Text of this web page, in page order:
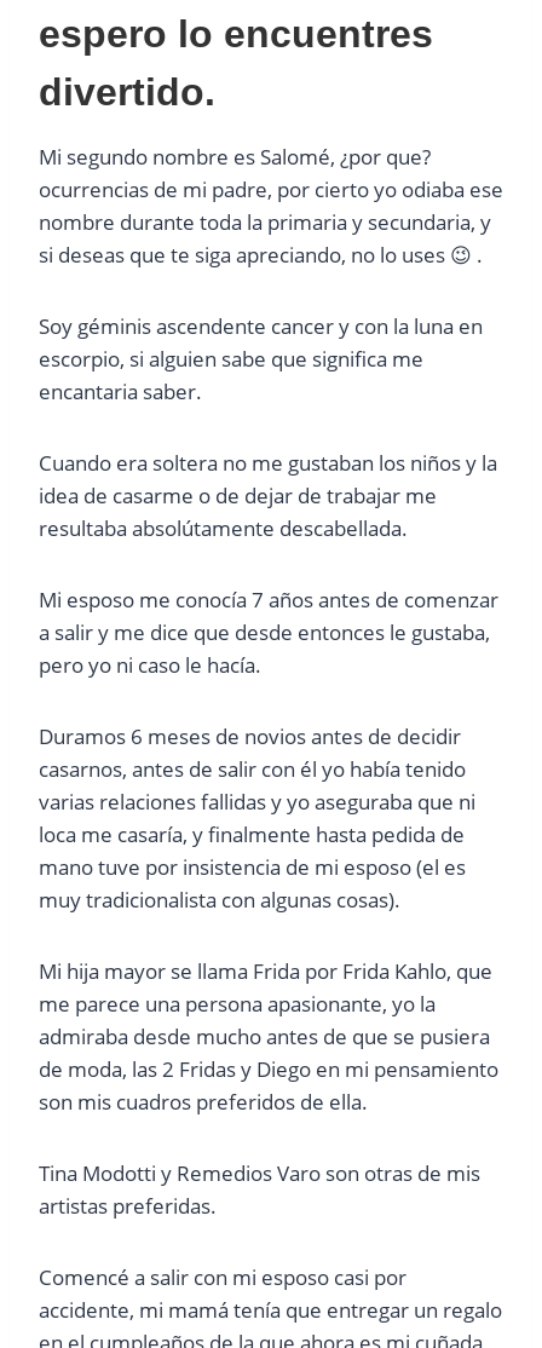
espero lo encuentres
divertido.
Mi segundo nombre es Salomé, ¿por que?
ocurrencias de mi padre, por cierto yo odiaba ese
nombre durante toda la primaria y secundaria, y
si deseas que te siga apreciando, no lo uses 😉 .
Soy géminis ascendente cancer y con la luna en
escorpio, si alguien sabe que significa me
encantaria saber.
Cuando era soltera no me gustaban los niños y la
idea de casarme o de dejar de trabajar me
resultaba absolútamente descabellada.
Mi esposo me conocía 7 años antes de comenzar
a salir y me dice que desde entonces le gustaba,
pero yo ni caso le hacía.
Duramos 6 meses de novios antes de decidir
casarnos, antes de salir con él yo había tenido
varias relaciones fallidas y yo aseguraba que ni
loca me casaría, y finalmente hasta pedida de
mano tuve por insistencia de mi esposo (el es
muy tradicionalista con algunas cosas).
Mi hija mayor se llama Frida por Frida Kahlo, que
me parece una persona apasionante, yo la
admiraba desde mucho antes de que se pusiera
de moda, las 2 Fridas y Diego en mi pensamiento
son mis cuadros preferidos de ella.
Tina Modotti y Remedios Varo son otras de mis
artistas preferidas.
Comencé a salir con mi esposo casi por
accidente, mi mamá tenía que entregar un regalo